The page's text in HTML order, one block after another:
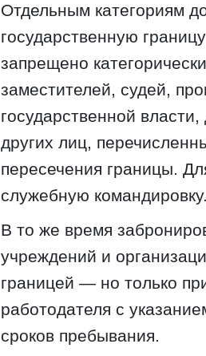
Отдельным категориям
государственную
запрещено
заместителей, судей,
государственной
других лиц,
пересечения границы.
служебную командировку.
В то же время
учреждений и
границей — но только
работодателя с
сроков пребывания.